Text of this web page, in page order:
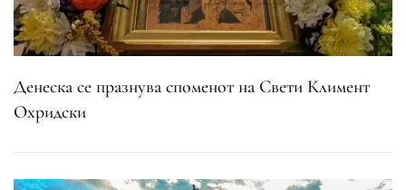
Денеска се празнува споменот на Свети Климент
Охридски